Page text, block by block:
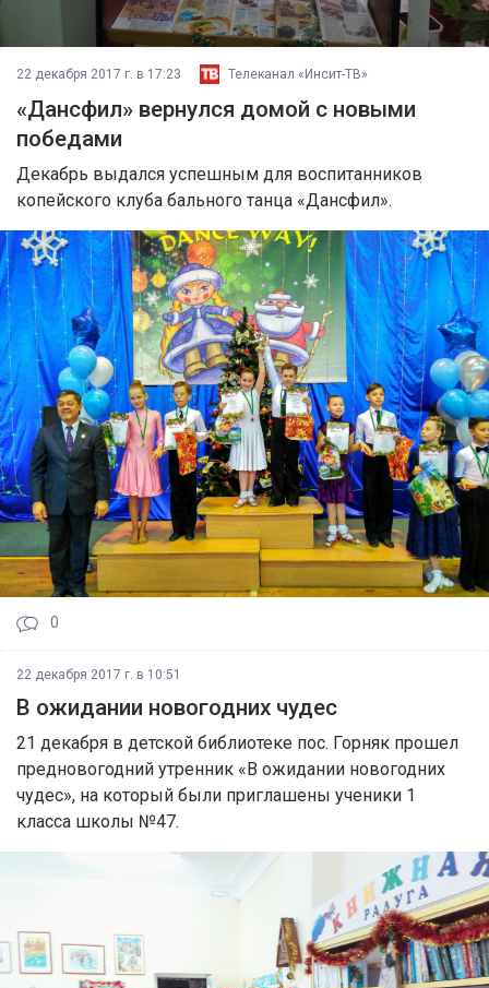
22 декабря 2017 г. в 17:23 Телеканал «Инсит-ТВ»
«Дансфил» вернулся домой с новыми
победами
Декабрь выдался успешным для воспитанников
копейского клуба бального танца «Дансфил».
0
22 декабря 2017 г. в 10:51
В ожидании новогодних чудес
21 декабря в детской библиотеке пос. Горняк прошел
предновогодний утренник «В ожидании новогодних
чудес», на который были приглашены ученики 1
класса школы №47.